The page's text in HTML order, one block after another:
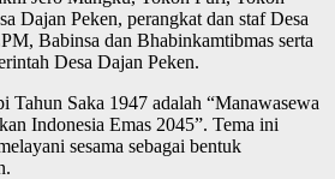
Dajan Peken, perangkat dan staf Desa
Babinsa dan Bhabinkamtibmas serta
Desa Dajan Peken.
Tahun Saka 1947 adalah “Manawasewa
Indonesia Emas 2045”. Tema ini
sesama sebagai bentuk